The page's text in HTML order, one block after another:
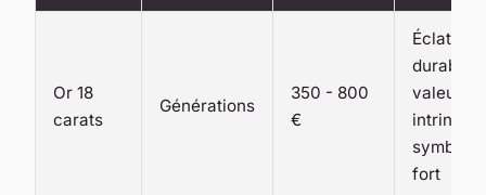
Or 18
carats
Générations
350 - 800
€
Éclat
durable,
valeur
symbole
fort